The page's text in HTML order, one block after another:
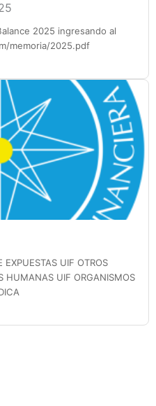
2025 ingresando al
memoria/2025.pdf
EXPUESTAS UIF OTROS
HUMANAS UIF ORGANISMOS